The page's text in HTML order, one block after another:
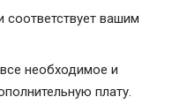
соответствует вашим
необходимое и
плату.